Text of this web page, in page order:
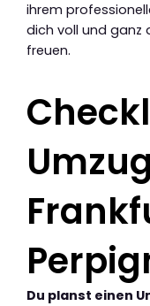
ihrem
dich voll und ganz
freuen.
Du planst einen